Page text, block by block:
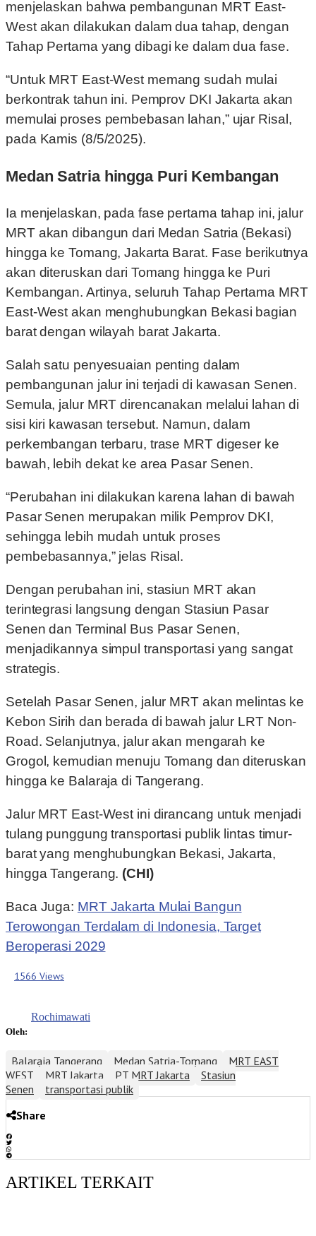
menjelaskan bahwa pembangunan MRT East-
West akan dilakukan dalam dua tahap, dengan
Tahap Pertama yang dibagi ke dalam dua fase.
“Untuk MRT East-West memang sudah mulai
berkontrak tahun ini. Pemprov DKI Jakarta akan
memulai proses pembebasan lahan,” ujar Risal,
pada Kamis (8/5/2025).
Medan Satria hingga Puri Kembangan
Ia menjelaskan, pada fase pertama tahap ini, jalur
MRT akan dibangun dari Medan Satria (Bekasi)
hingga ke Tomang, Jakarta Barat. Fase berikutnya
akan diteruskan dari Tomang hingga ke Puri
Kembangan. Artinya, seluruh Tahap Pertama MRT
East-West akan menghubungkan Bekasi bagian
barat dengan wilayah barat Jakarta.
Salah satu penyesuaian penting dalam
pembangunan jalur ini terjadi di kawasan Senen.
Semula, jalur MRT direncanakan melalui lahan di
sisi kiri kawasan tersebut. Namun, dalam
perkembangan terbaru, trase MRT digeser ke
bawah, lebih dekat ke area Pasar Senen.
“Perubahan ini dilakukan karena lahan di bawah
Pasar Senen merupakan milik Pemprov DKI,
sehingga lebih mudah untuk proses
pembebasannya,” jelas Risal.
Dengan perubahan ini, stasiun MRT akan
terintegrasi langsung dengan Stasiun Pasar
Senen dan Terminal Bus Pasar Senen,
menjadikannya simpul transportasi yang sangat
strategis.
Setelah Pasar Senen, jalur MRT akan melintas ke
Kebon Sirih dan berada di bawah jalur LRT Non-
Road. Selanjutnya, jalur akan mengarah ke
Grogol, kemudian menuju Tomang dan diteruskan
hingga ke Balaraja di Tangerang.
Jalur MRT East-West ini dirancang untuk menjadi
tulang punggung transportasi publik lintas timur-
barat yang menghubungkan Bekasi, Jakarta,
hingga Tangerang. (CHI)
Baca Juga: MRT Jakarta Mulai Bangun
Terowongan Terdalam di Indonesia, Target
Beroperasi 2029
1566 Views
Oleh:
Rochimawati
Balaraja Tangerang Medan Satria-Tomang
MRT EAST
WEST
MRT Jakarta PT MRT Jakarta
Stasiun
Senen
transportasi publik
Share
ARTIKEL TERKAIT